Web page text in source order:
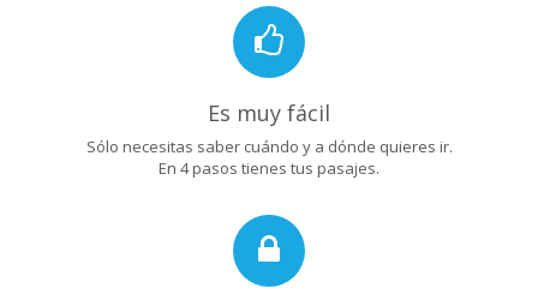
Es muy fácil
Sólo necesitas saber cuándo y a dónde quieres ir.
En 4 pasos tienes tus pasajes.